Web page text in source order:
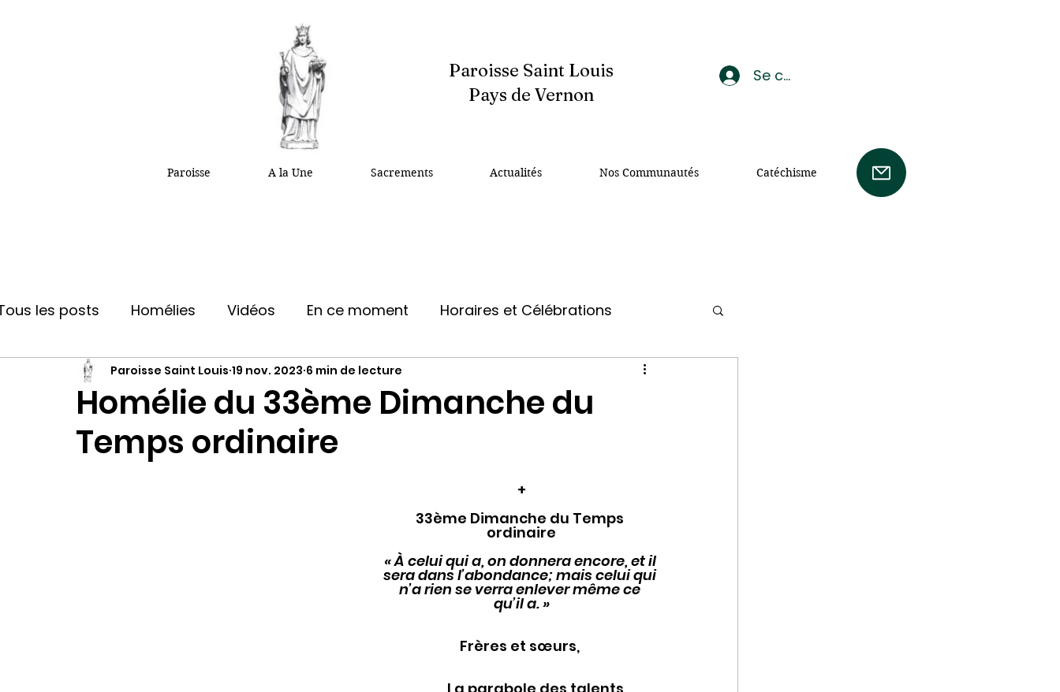
Paroisse Saint Louis
Pays de Vernon
Se connecter
Paroisse A la Une Sacrements Actualités Nos Communautés Catéchisme
les posts Homélies Vidéos En ce moment Horaires et Célébrations
Homélie du 33ème Dimanche du
Temps ordinaire
Paroisse Saint Louis 19 nov. 2023 6 min de lecture
+
33ème Dimanche du Temps
ordinaire
« À celui qui a, on donnera encore, et il
sera dans l’abondance; mais celui qui
n’a rien se verra enlever même ce
qu’il a. »
Frères et sœurs,